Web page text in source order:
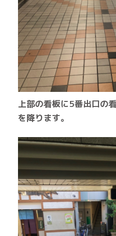
上部の看板に5番出口の
を降ります。